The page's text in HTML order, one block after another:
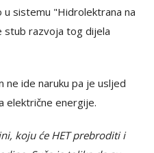
u sistemu "Hidrolektrana na
stub razvoja tog dijela
ne ide naruku pa je usljed
električne energije.
koju će HET prebroditi i